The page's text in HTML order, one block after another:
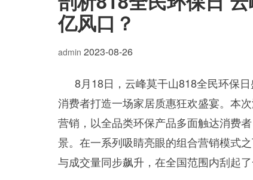
亿风口？
admin 2023-08-26
8月18日，云峰莫干山818全民环保
消费者打造一场家居质惠狂欢盛宴。本
营销，以全品类环保产品多面触达消费
景。在一系列吸睛亮眼的组合营销模式
与成交量同步飙升，在全国范围内刮起